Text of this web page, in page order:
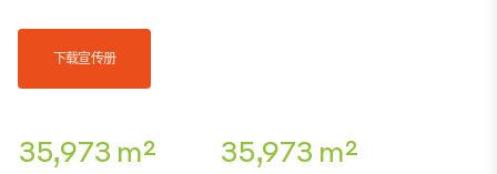
下载宣传册
35,973 m² 35,973 m²